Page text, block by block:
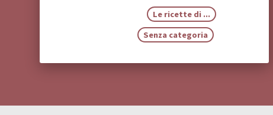
Le ricette di ...
Senza categoria